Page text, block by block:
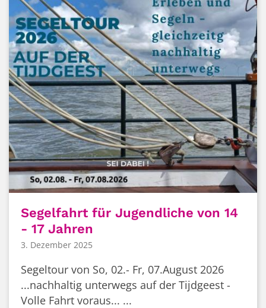
Segelfahrt für Jugendliche von 14
- 17 Jahren
3. Dezember 2025
Segeltour von So, 02.- Fr, 07.August 2026
...nachhaltig unterwegs auf der Tijdgeest -
Volle Fahrt voraus... ...